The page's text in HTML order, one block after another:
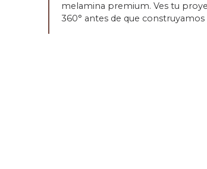
melamina premium. Ves tu
360° antes de que construyamos